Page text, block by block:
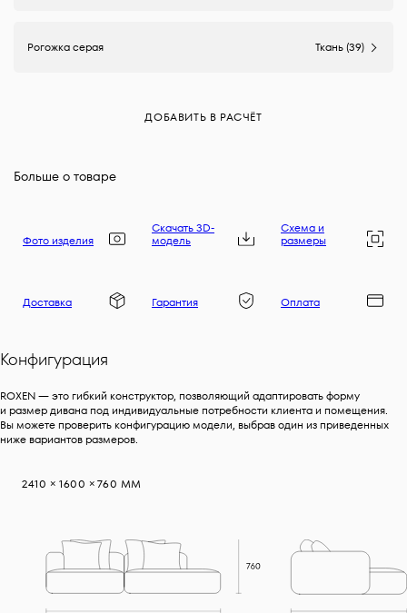
Рогожка серая Ткань (39)
ДОБАВИТЬ В РАСЧЁТ
Больше о товаре
Фото изделия
Скачать 3D-
модель
Схема и
размеры
Доставка Гарантия Оплата
Конфигурация
ROXEN — это гибкий конструктор, позволяющий адаптировать форму
и размер дивана под индивидуальные потребности клиента и помещения.
Вы можете проверить конфигурацию модели, выбрав один из приведенных
ниже вариантов размеров.
2410 × 1600 × 760 ММ